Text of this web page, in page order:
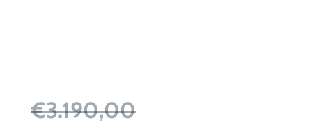
€3.190,00